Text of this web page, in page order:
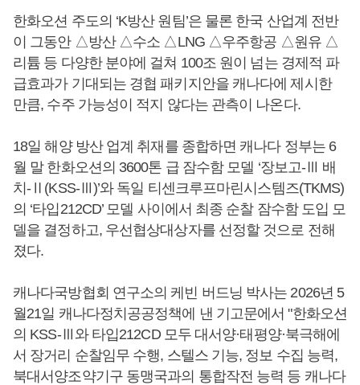
한화오션 주도의 ‘K방산 원팀’은 물론 한국 산업계 전반
이 그동안 △방산 △수소 △LNG △우주항공 △원유 △
리튬 등 다양한 분야에 걸쳐 100조 원이 넘는 경제적 파
급효과가 기대되는 경협 패키지안을 캐나다에 제시한
만큼, 수주 가능성이 적지 않다는 관측이 나온다.
18일 해양 방산 업계 취재를 종합하면 캐나다 정부는 6
월 말 한화오션의 3600톤 급 잠수함 모델 ‘장보고-Ⅲ 배
치-Ⅱ(KSS-Ⅲ)’와 독일 티센크루프마린시스템즈(TKMS)
의 ‘타입212CD’ 모델 사이에서 최종 순찰 잠수함 도입 모
델을 결정하고, 우선협상대상자를 선정할 것으로 전해
졌다.
캐나다국방협회 연구소의 케빈 버드닝 박사는 2026년 5
월21일 캐나다정치공공정책에 낸 기고문에서 "한화오션
의 KSS-Ⅲ와 타입212CD 모두 대서양·태평양·북극해에
서 장거리 순찰임무 수행, 스텔스 기능, 정보 수집 능력,
북대서양조약기구 동맹국과의 통합작전 능력 등 캐나다